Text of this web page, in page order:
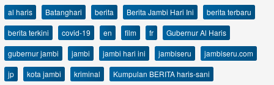
al haris Batanghari berita Berita Jambi Hari Ini
berita terbaru
berita terkini
covid-19 en film fr
Gubernur Al Haris
gubernur jambi
jambi jambi hari ini jambiseru
jambiseru.com
jp
kota jambi kriminal
Kumpulan BERITA haris-sani